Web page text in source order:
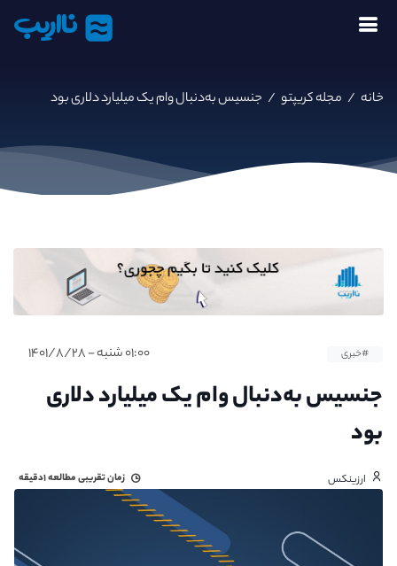
نااریب
خانه / مجله کریپتو / جنسیس به‌دنبال وام یک میلیارد دلاری بود
#خبری ۰۱:۰۰ شنبه - ۱۴۰۱/۸/۲۸
جنسیس به‌دنبال وام یک میلیارد دلاری
بود
ارزینکس زمان تقریبی مطالعه۱دقیقه